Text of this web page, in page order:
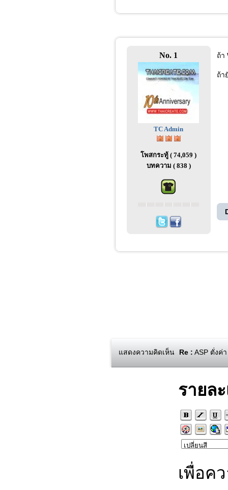
No. 1
TC Admin
โพสกระทู้ ( 74,059 )
บทความ ( 838 )
ถ้า
ถ้า
แสดงความคิดเห็น Re : ASP ตั่งค่
รายล
เพื่อค